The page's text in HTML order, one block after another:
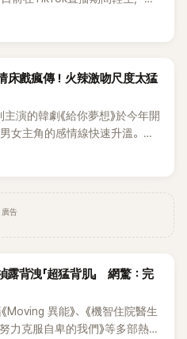
網，也讓不少粉絲湧入社群平
床戲瘋傳！火辣激吻尺度太猛
演的韓劇《給你夢想》於今年開
女主角的感情線快速升溫。最
戲，更接連出現床戲橋段，讓
廣告
背洩「超猛背肌」 網驚：完
異能》、《機智住院醫生
努力克服自卑的我們》等多部熱門